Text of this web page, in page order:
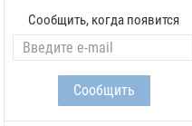
Сообщить, когда появится